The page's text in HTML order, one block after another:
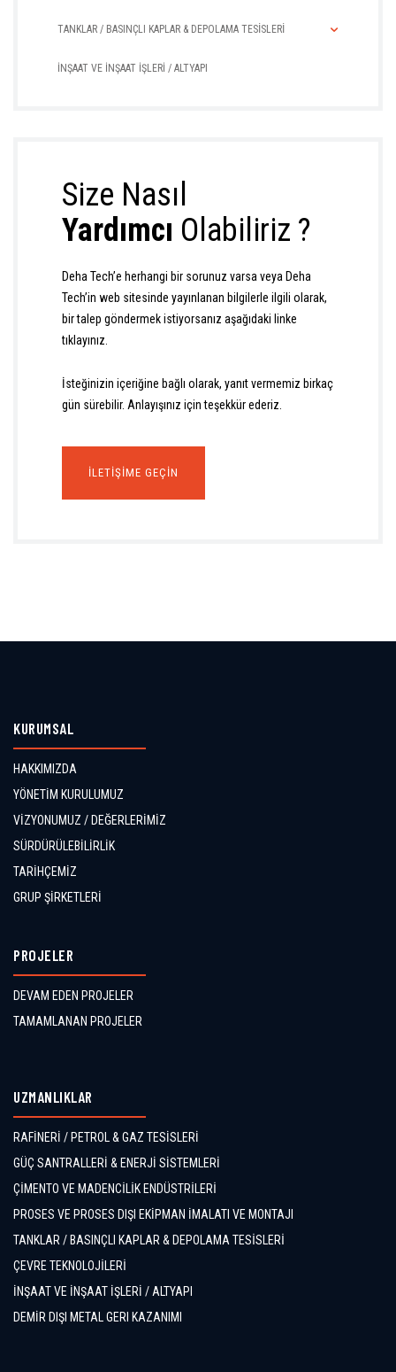
TANKLAR / BASINÇLI KAPLAR & DEPOLAMA TESİSLERİ
İNŞAAT VE İNŞAAT İŞLERİ / ALTYAPI
Size Nasıl
Yardımcı Olabiliriz ?
Deha Tech’e herhangi bir sorunuz varsa veya Deha
Tech’in web sitesinde yayınlanan bilgilerle ilgili olarak,
bir talep göndermek istiyorsanız aşağıdaki linke
tıklayınız.
İsteğinizin içeriğine bağlı olarak, yanıt vermemiz birkaç
gün sürebilir. Anlayışınız için teşekkür ederiz.
İLETIŞIME GEÇIN
KURUMSAL
HAKKIMIZDA
YÖNETİM KURULUMUZ
VİZYONUMUZ / DEĞERLERİMİZ
SÜRDÜRÜLEBİLİRLİK
TARİHÇEMİZ
GRUP ŞİRKETLERİ
PROJELER
DEVAM EDEN PROJELER
TAMAMLANAN PROJELER
UZMANLIKLAR
RAFİNERİ / PETROL & GAZ TESİSLERİ
GÜÇ SANTRALLERİ & ENERJİ SİSTEMLERİ
ÇİMENTO VE MADENCİLİK ENDÜSTRİLERİ
PROSES VE PROSES DIŞI EKİPMAN İMALATI VE MONTAJI
TANKLAR / BASINÇLI KAPLAR & DEPOLAMA TESİSLERİ
ÇEVRE TEKNOLOJİLERİ
İNŞAAT VE İNŞAAT İŞLERİ / ALTYAPI
DEMİR DIŞI METAL GERI KAZANIMI